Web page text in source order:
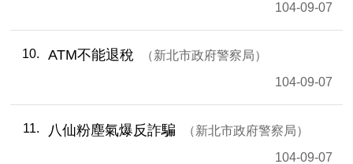
104-09-07
10 ATM不能退稅
新北市政府警察局
104-09-07
11 八仙粉塵氣爆反詐騙
新北市政府警察局
104-09-07